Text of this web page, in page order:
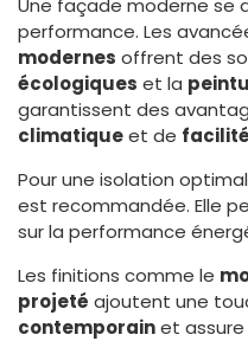
Une façade moderne se
performance. Les
modernes offrent des
écologiques et la
garantissent des
climatiqueet de
Pour une isolation
est recommandée. Elle
sur la performance
Les finitions comme le
projeté ajoutent une
contemporainet assure